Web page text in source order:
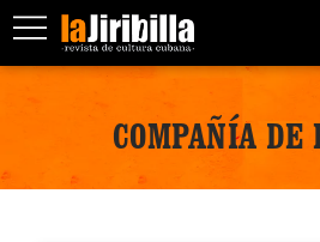
COMPAÑÍA